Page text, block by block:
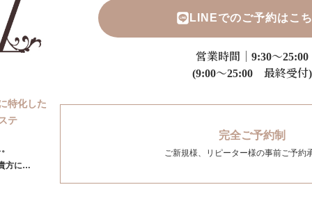
特化した
テ
方に…
LINEでのご予約はこ
営業時間｜9:30～25:00
(9:00～25:00 最終受付)
完全ご予約制
ご新規様、リピーター様の事前ご予約